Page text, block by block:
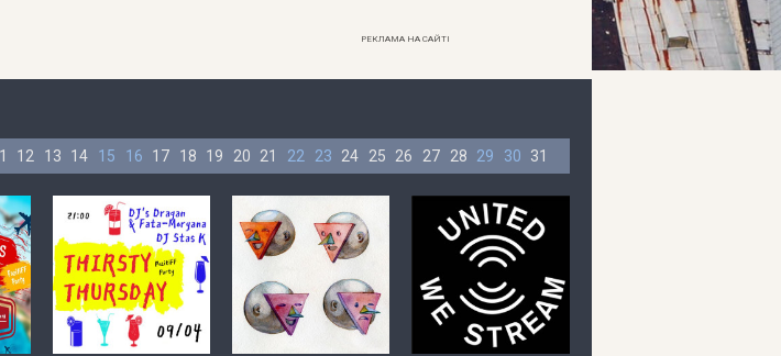
РЕКЛАМА НА САЙТІ
12 13 14 15 16 17 18 19 20 21 22 23 24 25 26 27 28 29 30 31